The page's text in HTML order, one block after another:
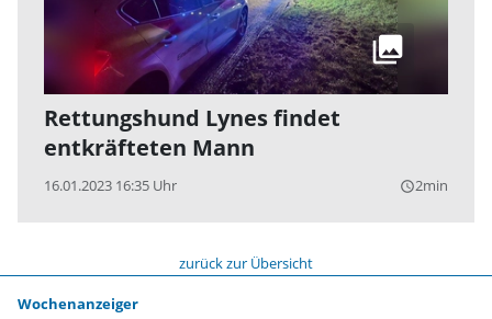
Rettungshund Lynes findet
entkräfteten Mann
16.01.2023 16:35 Uhr query_builder2min
zurück zur Übersicht
Wochenanzeiger